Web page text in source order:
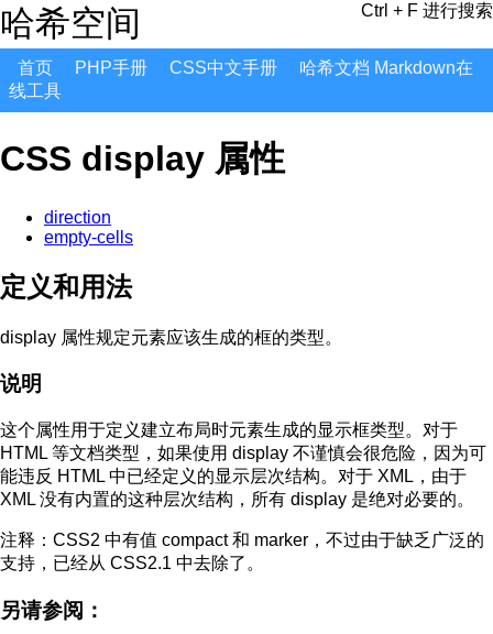
哈希空间 Ctrl + F 进行搜索
首页 PHP手册 CSS中文手册
哈希文档 Markdown在
线工具
CSS display 属性
direction
empty-cells
定义和用法
display 属性规定元素应该生成的框的类型。
说明
这个属性用于定义建立布局时元素生成的显示框类型。对于
HTML 等文档类型，如果使用 display 不谨慎会很危险，因为可
能违反 HTML 中已经定义的显示层次结构。对于 XML，由于
XML 没有内置的这种层次结构，所有 display 是绝对必要的。
注释： CSS2 中有值 compact 和 marker，不过由于缺乏广泛的
支持，已经从 CSS2.1 中去除了。
另请参阅：